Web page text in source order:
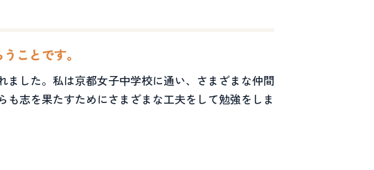
ことです。
した。私は京都女子中学校に通い、さまざまな仲間
志を果たすためにさまざまな工夫をして勉強をしま